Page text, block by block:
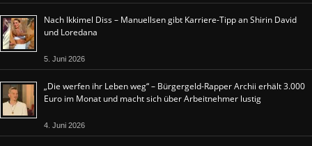
Nach Ikkimel Diss – Manuellsen gibt Karriere-Tipp an Shirin David
und Loredana
5. Juni 2026
„Die werfen ihr Leben weg“ – Bürgergeld-Rapper Archii erhält 3.000
Euro im Monat und macht sich über Arbeitnehmer lustig
4. Juni 2026